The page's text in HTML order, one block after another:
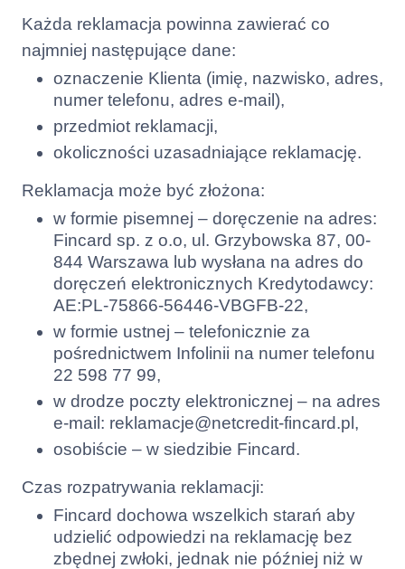
Każda reklamacja powinna zawierać co
najmniej następujące dane:
oznaczenie Klienta (imię, nazwisko, adres,
numer telefonu, adres e-mail),
przedmiot reklamacji,
okoliczności uzasadniające reklamację.
Reklamacja może być złożona:
w formie pisemnej – doręczenie na adres:
Fincard sp. z o.o, ul. Grzybowska 87, 00-
844 Warszawa lub wysłana na adres do
doręczeń elektronicznych Kredytodawcy:
AE:PL-75866-56446-VBGFB-22,
w formie ustnej – telefonicznie za
pośrednictwem Infolinii na numer telefonu
22 598 77 99,
w drodze poczty elektronicznej – na adres
e-mail: reklamacje@netcredit-fincard.pl ,
osobiście – w siedzibie Fincard.
Czas rozpatrywania reklamacji:
Fincard dochowa wszelkich starań aby
udzielić odpowiedzi na reklamację bez
zbędnej zwłoki, jednak nie później niż w